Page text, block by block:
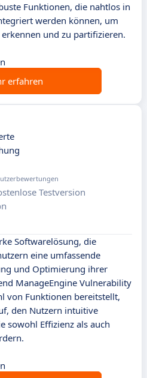
Funktionen, die nahtlos in
werden können, um
und zu partifizieren.
erfahren
Testversion
Softwarelösung, die
eine umfassende
und Optimierung ihrer
ManageEngine Vulnerability
von Funktionen bereitstellt,
den Nutzern intuitive
sowohl Effizienz als auch